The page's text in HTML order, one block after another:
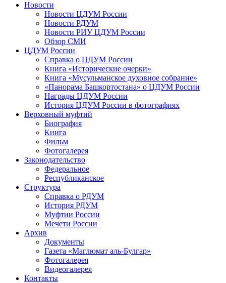
Новости
Новости ЦДУМ России
Новости РДУМ
Новости РИУ ЦДУМ России
Обзор СМИ
ЦДУМ России
Справка о ЦДУМ России
Книга «Исторические очерки»
Книга «Мусульманское духовное собрание»
«Панорама Башкортостана» о ЦДУМ России
Награды ЦДУМ России
История ЦДУМ России в фотографиях
Верховный муфтий
Биография
Книга
Фильм
Фотогалерея
Законодательство
Федеральное
Республиканское
Структура
Справка о РДУМ
История РДУМ
Муфтии России
Мечети России
Архив
Документы
Газета «Маглюмат аль-Булгар»
Фотогалерея
Видеогалерея
Контакты